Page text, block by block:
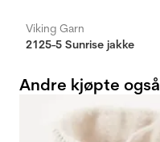
Viking Garn
2125-5 Sunrise jakke
Andre kjøpte også